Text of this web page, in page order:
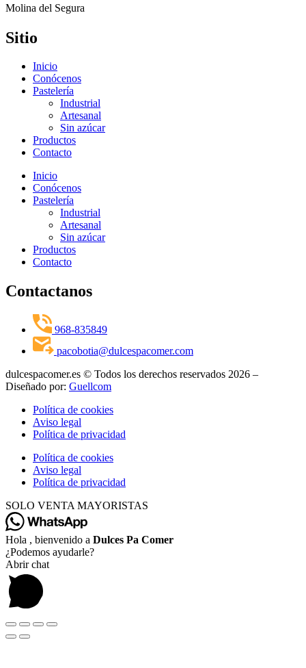
Molina del Segura
Sitio
Inicio
Conócenos
Pastelería
Industrial
Artesanal
Sin azúcar
Productos
Contacto
Inicio
Conócenos
Pastelería
Industrial
Artesanal
Sin azúcar
Productos
Contacto
Contactanos
968-835849
pacobotia@dulcespacomer.com
dulcespacomer.es © Todos los derechos reservados 2026 –
Diseñado por: Guellcom
Política de cookies
Aviso legal
Política de privacidad
Política de cookies
Aviso legal
Política de privacidad
SOLO VENTA MAYORISTAS
Hola , bienvenido a Dulces Pa Comer
¿Podemos ayudarle?
Abrir chat